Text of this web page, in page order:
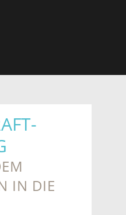
IN DIE